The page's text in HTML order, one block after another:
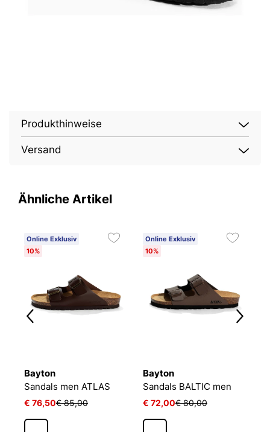
Produkthinweise
Versand
Ähnliche Artikel
Online Exklusiv
10%
Bayton
Sandals men ATLAS
€ 76,50€ 85,00
Online Exklusiv
10%
Bayton
Sandals BALTIC men
€ 72,00€ 80,00